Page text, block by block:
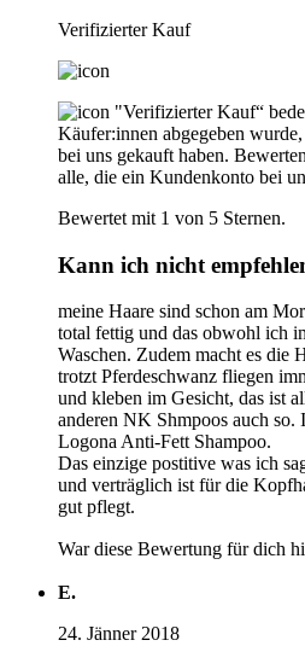
Verifizierter Kauf
"Verifizierter Kauf“
Käufer:innen abgegeben
bei uns gekauft haben.
alle, die ein Kundenkonto bei
Bewertet mit 1 von 5 Sternen.
Kann ich nicht
meine Haare sind schon am
total fettig und das obwohl ich
Waschen. Zudem macht es die
trotzt Pferdeschwanz fliegen
und kleben im Gesicht, das ist
anderen NK Shmpoos auch so.
Logona Anti-Fett Shampoo.
Das einzige postitive was ich
und verträglich ist für die
gut pflegt.
War diese Bewertung für dich
E.
24. Jänner 2018